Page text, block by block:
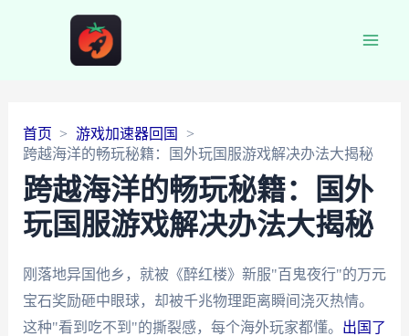
首页
游戏加速器回国
跨越海洋的畅玩秘籍：国外玩国服游戏解决办法大揭秘
跨越海洋的畅玩秘籍：国外
玩国服游戏解决办法大揭秘
刚落地异国他乡，就被《醉红楼》新服"百鬼夜行"的万元
宝石奖励砸中眼球，却被千兆物理距离瞬间浇灭热情。
这种"看到吃不到"的撕裂感，每个海外玩家都懂。 出国了